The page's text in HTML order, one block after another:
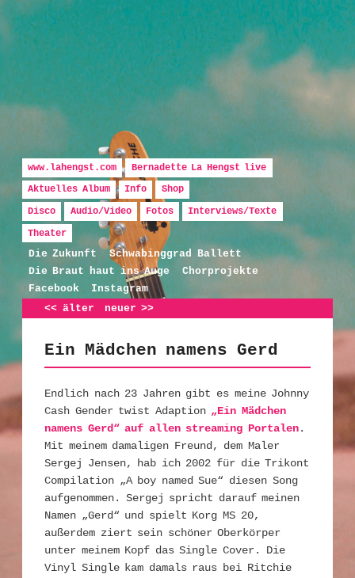
Bernadette La Hengst
Hauptmenü
Zum Inhalt wechseln
Zum sekundären Inhalt wechseln
www.lahengst.com
Bernadette La Hengst live
Aktuelles Album
Info
Shop
Disco
Audio/Video Fotos
Interviews/Texte
Theater
Die Zukunft
Schwabinggrad Ballett
Die Braut haut ins Auge
Chorprojekte
Facebook
Instagram
Artikelnavigation
<< älter neuer>>
Ein Mädchen namens Gerd
Endlich nach 23 Jahren gibt es meine Johnny
Cash Gender twist Adaption „Ein Mädchen
namens Gerd“ auf allen streaming Portalen.
Mit meinem damaligen Freund, dem Maler
Sergej Jensen, hab ich 2002 für die Trikont
Compilation „A boy named Sue“ diesen Song
aufgenommen. Sergej spricht darauf meinen
Namen „Gerd“ und spielt Korg MS 20,
außerdem ziert sein schöner Oberkörper
unter meinem Kopf das Single Cover. Die
Vinyl Single kam damals raus bei Ritchie